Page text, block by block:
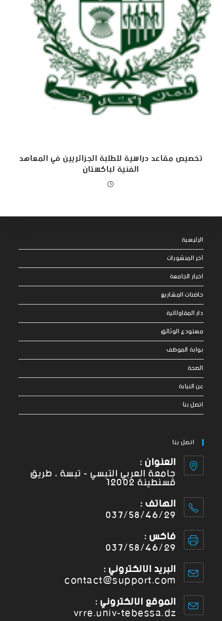
تخصيص مقاعد دراسية للطلبة الجزائريين في المعاهد
الفنية لباكستان
الرئيسية
آخر المنشورات
اخبار الجامعة
حاضنات المشاريع
دار المقاولاتية
مستودع الوثائق
بوابة الموظف
الصحة
عن النيابة
اتصل بنا
اتصل بنا
العنوان :
جامعة العربي التبسي - تبسة ، طريق
قسنطينة 12002
الهاتف :
037/58/46/29
فاكس :
037/58/46/29
البريد الإلكتروني :
contact@support.com
الموقع الإلكتروني :
vrre.univ-tebessa.dz